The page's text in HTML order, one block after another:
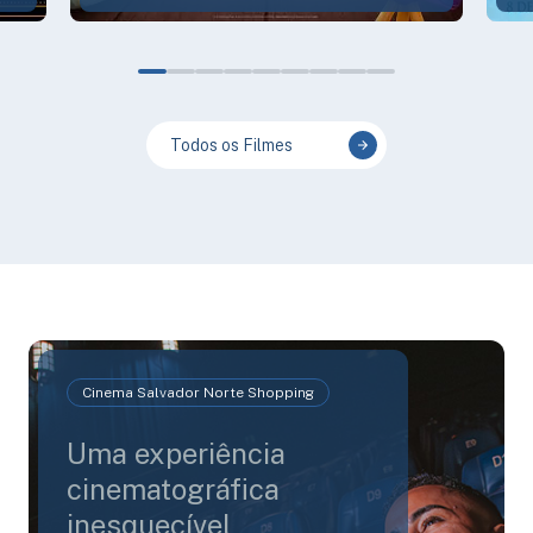
Todos os Filmes
Cinema Salvador Norte Shopping
Uma experiência
cinematográfica
inesquecível